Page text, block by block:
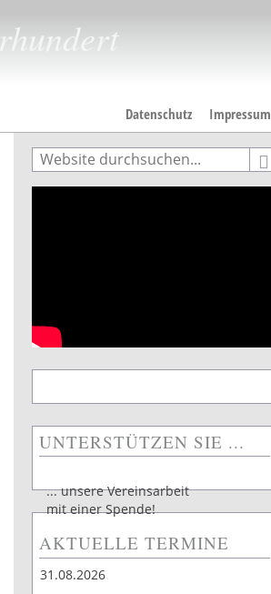
Datenschutz Impressum
Suchformular
Suche
UNTERSTÜTZEN SIE ...
... unsere Vereinsarbeit
mit einer Spende!
AKTUELLE TERMINE
31.08.2026